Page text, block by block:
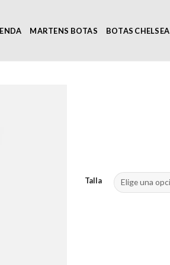
MARTENS BOTAS BOTAS CHELSEA
Talla